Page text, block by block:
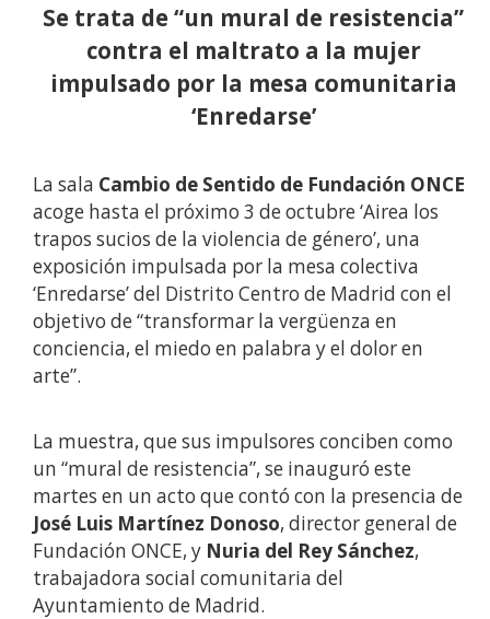
Se trata de “un mural de resistencia”
contra el maltrato a la mujer
impulsado por la mesa comunitaria
‘Enredarse’
La sala Cambio de Sentido de Fundación ONCE
acoge hasta el próximo 3 de octubre ‘Airea los
trapos sucios de la violencia de género’, una
exposición impulsada por la mesa colectiva
‘Enredarse’ del Distrito Centro de Madrid con el
objetivo de “transformar la vergüenza en
conciencia, el miedo en palabra y el dolor en
arte”.
La muestra, que sus impulsores conciben como
un “mural de resistencia”, se inauguró este
martes en un acto que contó con la presencia de
José Luis Martínez Donoso, director general de
Fundación ONCE, y Nuria del Rey Sánchez,
trabajadora social comunitaria del
Ayuntamiento de Madrid.